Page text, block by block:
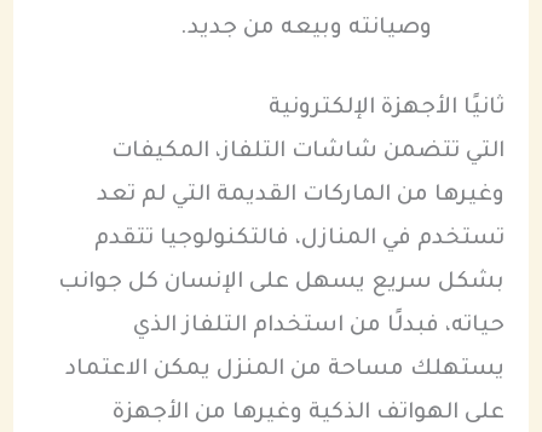
وصيانته وبيعه من جديد.
ثانيًا الأجهزة الإلكترونية
التي تتضمن شاشات التلفاز، المكيفات
وغيرها من الماركات القديمة التي لم تعد
تستخدم في المنازل، فالتكنولوجيا تتقدم
بشكل سريع يسهل على الإنسان كل جوانب
حياته، فبدلًا من استخدام التلفاز الذي
يستهلك مساحة من المنزل يمكن الاعتماد
على الهواتف الذكية وغيرها من الأجهزة